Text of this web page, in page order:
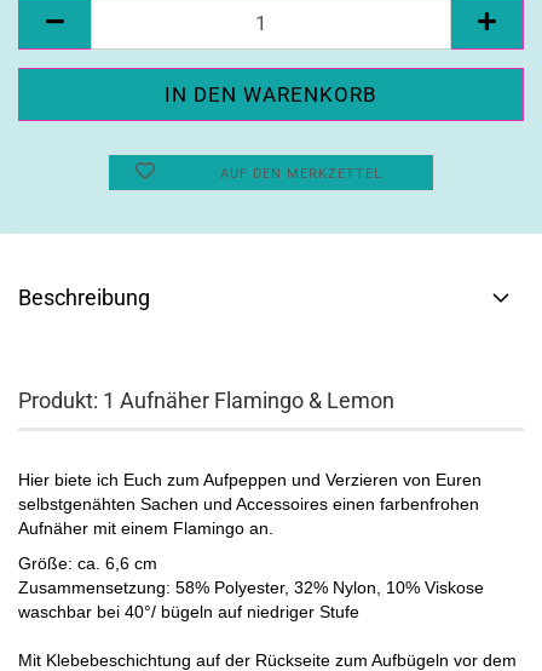
AUF DEN MERKZETTEL
Beschreibung
Produkt: 1 Aufnäher Flamingo & Lemon
Hier biete ich Euch zum Aufpeppen und Verzieren von Euren
selbstgenähten Sachen und Accessoires einen farbenfrohen
Aufnäher mit einem Flamingo an.
Größe: ca. 6,6 cm
Zusammensetzung: 58% Polyester, 32% Nylon, 10% Viskose
waschbar bei 40°/ bügeln auf niedriger Stufe
Mit Klebebeschichtung auf der Rückseite zum Aufbügeln vor dem